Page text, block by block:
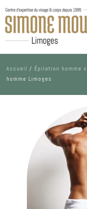
Accueil / Épilation homme
homme Limoges